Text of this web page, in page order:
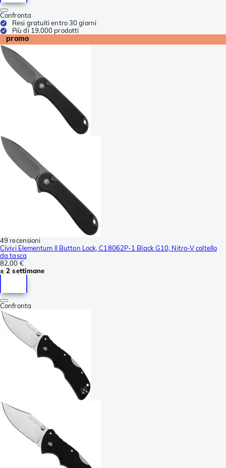
Confronta
Resi gratuiti entro 30 giorni
Più di 19.000 prodotti
promo
49 recensioni
Civivi Elementum II Button Lock, C18062P-1 Black G10, Nitro-V coltello
da tasca
82,00 €
± 2 settimane
Confronta